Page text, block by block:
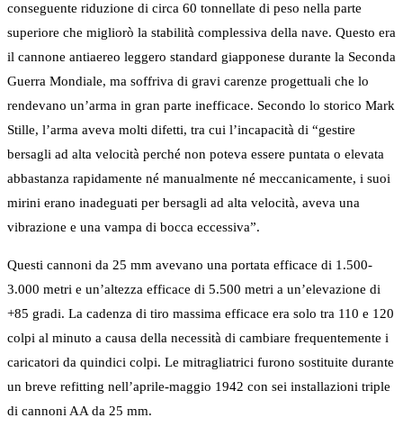
conseguente riduzione di circa 60 tonnellate di peso nella parte
superiore che migliorò la stabilità complessiva della nave. Questo era
il cannone antiaereo leggero standard giapponese durante la Seconda
Guerra Mondiale, ma soffriva di gravi carenze progettuali che lo
rendevano un’arma in gran parte inefficace. Secondo lo storico Mark
Stille, l’arma aveva molti difetti, tra cui l’incapacità di “gestire
bersagli ad alta velocità perché non poteva essere puntata o elevata
abbastanza rapidamente né manualmente né meccanicamente, i suoi
mirini erano inadeguati per bersagli ad alta velocità, aveva una
vibrazione e una vampa di bocca eccessiva”.
Questi cannoni da 25 mm avevano una portata efficace di 1.500-
3.000 metri e un’altezza efficace di 5.500 metri a un’elevazione di
+85 gradi. La cadenza di tiro massima efficace era solo tra 110 e 120
colpi al minuto a causa della necessità di cambiare frequentemente i
caricatori da quindici colpi. Le mitragliatrici furono sostituite durante
un breve refitting nell’aprile-maggio 1942 con sei installazioni triple
di cannoni AA da 25 mm.